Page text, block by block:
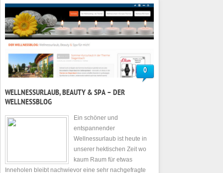
0
WELLNESSURLAUB, BEAUTY & SPA – DER
WELLNESSBLOG
Ein schöner und
entspannender
Wellnessurlaub ist heute in
unserer hektischen Zeit wo
kaum Raum für etwas
Inneholen bleibt nachwievor eine sehr nachgefragte